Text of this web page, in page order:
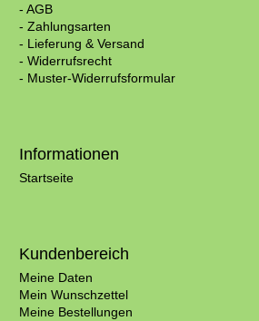
- AGB
- Zahlungsarten
- Lieferung & Versand
- Widerrufsrecht
- Muster-Widerrufsformular
Informationen
Startseite
Kundenbereich
Meine Daten
Mein Wunschzettel
Meine Bestellungen